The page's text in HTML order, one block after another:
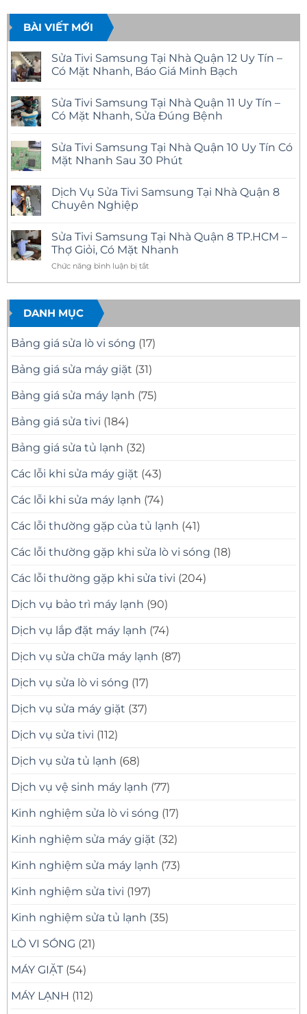
BÀI VIẾT MỚI
Sửa Tivi Samsung Tại Nhà Quận 12 Uy Tín –
Có Mặt Nhanh, Báo Giá Minh Bạch
bình
luận
ở
Samsung
Tại
Nhà
Uy
Tín
–
Nhanh,
Báo
Giá
Minh
Bạch
Sửa Tivi Samsung Tại Nhà Quận 11 Uy Tín –
Có Mặt Nhanh, Sửa Đúng Bệnh
bình
luận
ở
Samsung
Tại
Nhà
Uy
Tín
Có
Mặt
Nhanh,
Đúng
Bệnh
Sửa Tivi Samsung Tại Nhà Quận 10 Uy Tín Có
Mặt Nhanh Sau 30 Phút
bình
luận
ở
Samsung
Tại
Nhà
Quận
10
Uy
Có
Mặt
Nhanh
Sau
Phút
Dịch Vụ Sửa Tivi Samsung Tại Nhà Quận 8
Chuyên Nghiệp
bình
luận
ở
Dịch
Vụ
Sửa
Samsung
Tại
Nhà
Quận
Chuyên
Sửa Tivi Samsung Tại Nhà Quận 8 TP.HCM –
Thợ Giỏi, Có Mặt Nhanh
Chức năng bình luận bị tắtở
Samsung
8
–
Giỏi,
DANH MỤC
Bảng giá sửa lò vi sóng (17)
Bảng giá sửa máy giặt (31)
Bảng giá sửa máy lạnh (75)
Bảng giá sửa tivi (184)
Bảng giá sửa tủ lạnh (32)
Các lỗi khi sửa máy giặt (43)
Các lỗi khi sửa máy lạnh (74)
Các lỗi thường gặp của tủ lạnh (41)
Các lỗi thường gặp khi sửa lò vi sóng (18)
Các lỗi thường gặp khi sửa tivi (204)
Dịch vụ bảo trì máy lạnh (90)
Dịch vụ lắp đặt máy lạnh (74)
Dịch vụ sửa chữa máy lạnh (87)
Dịch vụ sửa lò vi sóng (17)
Dịch vụ sửa máy giặt (37)
Dịch vụ sửa tivi (112)
Dịch vụ sửa tủ lạnh (68)
Dịch vụ vệ sinh máy lạnh (77)
Kinh nghiệm sửa lò vi sóng (17)
Kinh nghiệm sửa máy giặt (32)
Kinh nghiệm sửa máy lạnh (73)
Kinh nghiệm sửa tivi (197)
Kinh nghiệm sửa tủ lạnh (35)
LÒ VI SÓNG (21)
MÁY GIẶT (54)
MÁY LẠNH (112)